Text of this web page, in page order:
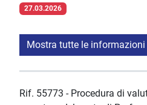
27.03.2026
Mostra tutte le informazioni
Rif. 55773 - Procedura di